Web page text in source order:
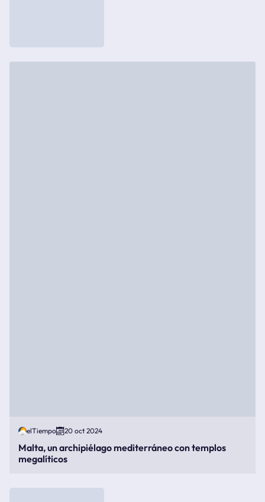
elTiempo 20 oct 2024
Malta, un archipiélago mediterráneo con templos
megalíticos